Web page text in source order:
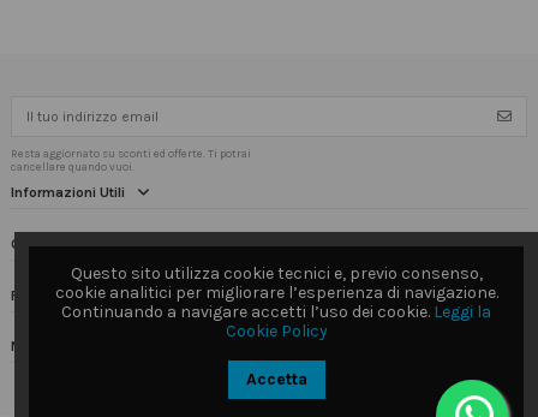
Resta aggiornato su sconti ed offerte. Ti potrai
cancellare quando vuoi.
Informazioni Utili
Contact us
Follow us
Newsletter
Questo sito utilizza cookie tecnici e, previo consenso,
cookie analitici per migliorare l’esperienza di navigazione.
Continuando a navigare accetti l’uso dei cookie. Leggi la
Cookie Policy
Accetta